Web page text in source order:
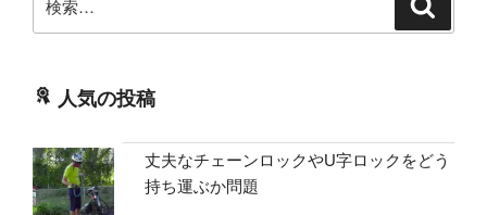
索:
人気の投稿
丈夫なチェーンロックやU字ロックをどう
持ち運ぶか問題